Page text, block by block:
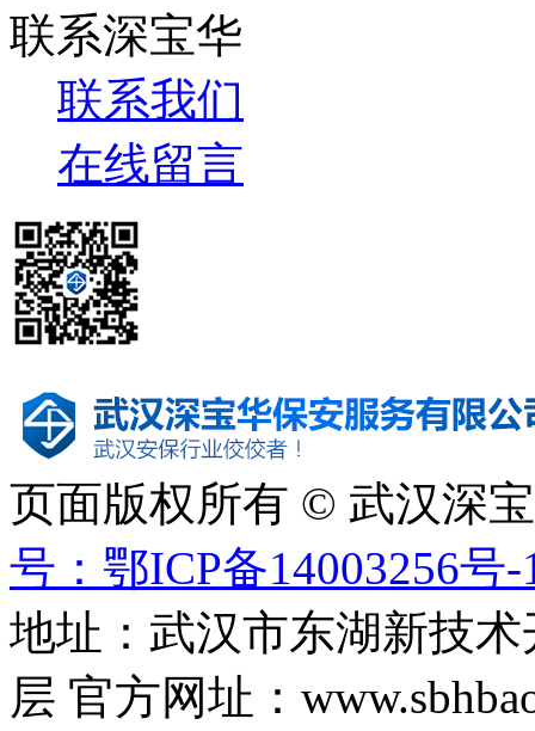
联系深宝华
联系我们
在线留言
页面版权所有 © 武汉深
号：鄂ICP备14003256号-
地址：武汉市东湖新技
层 官方网址：